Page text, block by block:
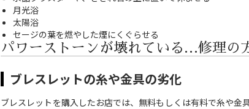
月光浴
太陽浴
セージの葉を燃やした煙にくぐらせる
パワーストーンが壊れている…修理の
ブレスレットの糸や金具の劣化
ブレスレットを購入したお店では、無料もしくは有料で糸や